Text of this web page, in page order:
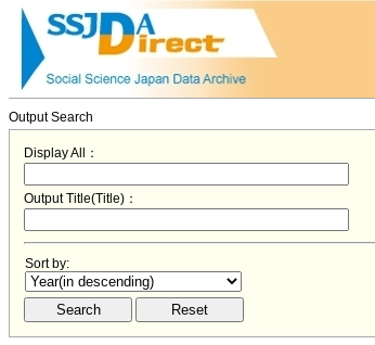
Output Search
Display All：
Output Title(Title)：
Sort by: